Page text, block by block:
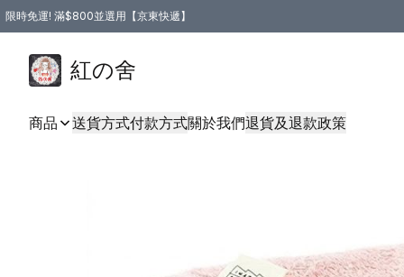
限時免運! 滿$800並選用【京東快遞】
紅の舍
商品 送貨方式付款方式關於我們退貨及退款政策